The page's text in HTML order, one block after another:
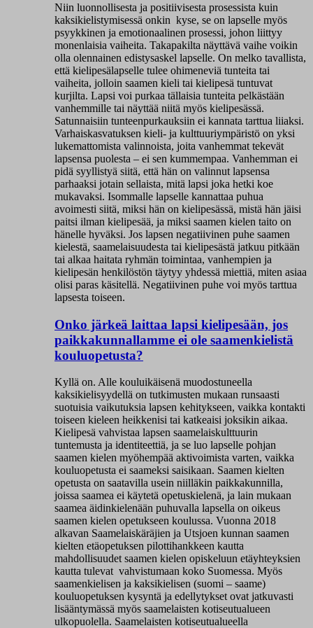
Niin luonnollisesta ja positiivisesta prosessista kuin
kaksikielistymisessä onkin kyse, se on lapselle myös
psyykkinen ja emotionaalinen prosessi, johon liittyy
monenlaisia vaiheita. Takapakilta näyttävä vaihe voikin
olla olennainen edistysaskel lapselle. On melko tavallista,
että kielipesälapselle tulee ohimeneviä tunteita tai
vaiheita, jolloin saamen kieli tai kielipesä tuntuvat
kurjilta. Lapsi voi purkaa tällaisia tunteita pelkästään
vanhemmille tai näyttää niitä myös kielipesässä.
Satunnaisiin tunteenpurkauksiin ei kannata tarttua liiaksi.
Varhaiskasvatuksen kieli- ja kulttuuriympäristö on yksi
lukemattomista valinnoista, joita vanhemmat tekevät
lapsensa puolesta – ei sen kummempaa. Vanhemman ei
pidä syyllistyä siitä, että hän on valinnut lapsensa
parhaaksi jotain sellaista, mitä lapsi joka hetki koe
mukavaksi. Isommalle lapselle kannattaa puhua
avoimesti siitä, miksi hän on kielipesässä, mistä hän jäisi
paitsi ilman kielipesää, ja miksi saamen kielen taito on
hänelle hyväksi. Jos lapsen negatiivinen puhe saamen
kielestä, saamelaisuudesta tai kielipesästä jatkuu pitkään
tai alkaa haitata ryhmän toimintaa, vanhempien ja
kielipesän henkilöstön täytyy yhdessä miettiä, miten asiaa
olisi paras käsitellä. Negatiivinen puhe voi myös tarttua
lapsesta toiseen.
Onko järkeä laittaa lapsi kielipesään, jos
paikkakunnallamme ei ole saamenkielistä
kouluopetusta?
Kyllä on. Alle kouluikäisenä muodostuneella
kaksikielisyydellä on tutkimusten mukaan runsaasti
suotuisia vaikutuksia lapsen kehitykseen, vaikka kontakti
toiseen kieleen heikkenisi tai katkeaisi joksikin aikaa.
Kielipesä vahvistaa lapsen saamelaiskulttuurin
tuntemusta ja identiteettiä, ja se luo lapselle pohjan
saamen kielen myöhempää aktivoimista varten, vaikka
kouluopetusta ei saameksi saisikaan. Saamen kielten
opetusta on saatavilla usein niilläkin paikkakunnilla,
joissa saamea ei käytetä opetuskielenä, ja lain mukaan
saamea äidinkielenään puhuvalla lapsella on oikeus
saamen kielen opetukseen koulussa. Vuonna 2018
alkavan Saamelaiskäräjien ja Utsjoen kunnan saamen
kielten etäopetuksen pilottihankkeen kautta
mahdollisuudet saamen kielen opiskeluun etäyhteyksien
kautta tulevat vahvistumaan koko Suomessa. Myös
saamenkielisen ja kaksikielisen (suomi – saame)
kouluopetuksen kysyntä ja edellytykset ovat jatkuvasti
lisääntymässä myös saamelaisten kotiseutualueen
ulkopuolella. Saamelaisten kotiseutualueella